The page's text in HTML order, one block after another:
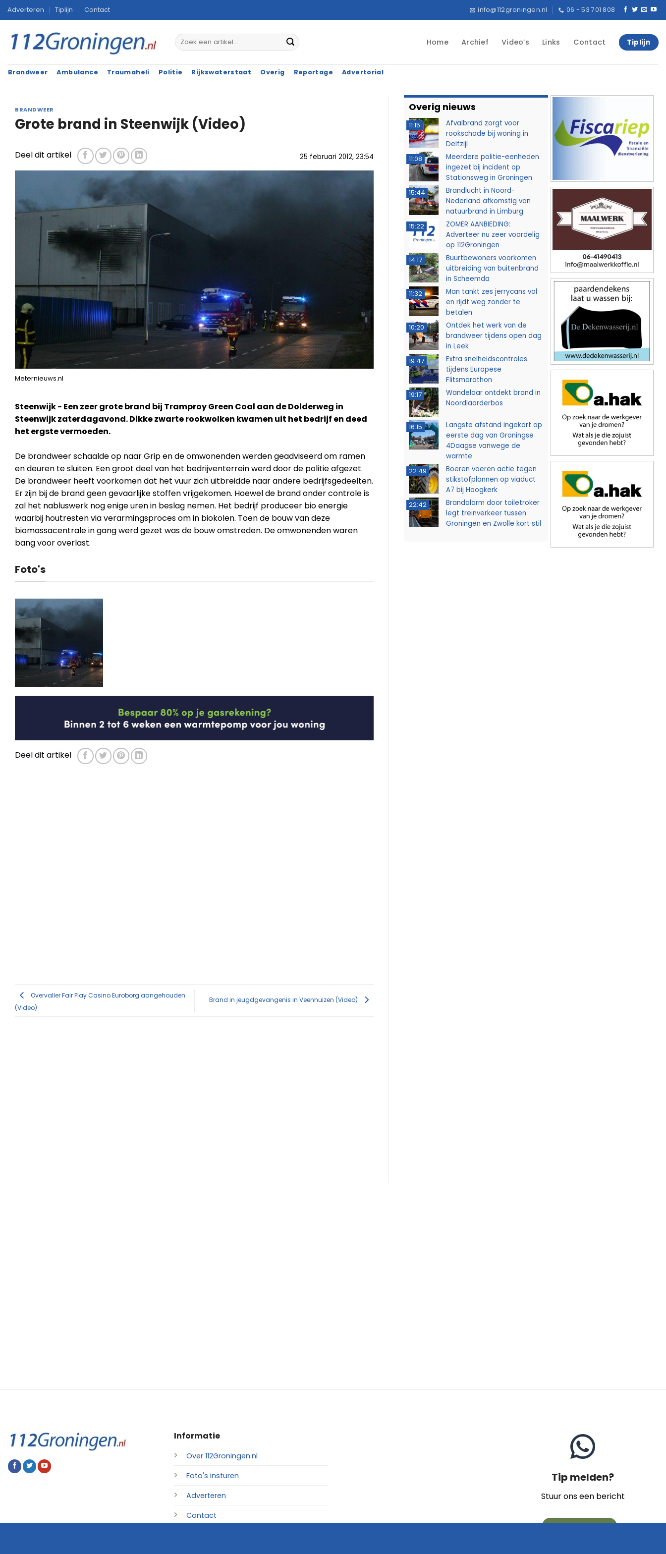
Ga
naar
inhoud
Adverteren Tiplijn Contact info@112groningen.nl 06 - 53 701 808
Home Archief Video’s Links Contact Tiplijn
Brandweer Ambulance Traumaheli Politie Rijkswaterstaat Overig Reportage Advertorial
BRANDWEER
Grote brand in Steenwijk (Video)
25 februari 2012, 23:54
Deel dit artikel
Meternieuws.nl
Steenwijk - Een zeer grote brand bij Tramproy Green Coal aan de Dolderweg in
Steenwijk zaterdagavond. Dikke zwarte rookwolken kwamen uit het bedrijf en deed
het ergste vermoeden.
De brandweer schaalde op naar Grip en de omwonenden werden geadviseerd om ramen
en deuren te sluiten. Een groot deel van het bedrijventerrein werd door de politie afgezet.
De brandweer heeft voorkomen dat het vuur zich uitbreidde naar andere bedrijfsgedeelten.
Er zijn bij de brand geen gevaarlijke stoffen vrijgekomen. Hoewel de brand onder controle is
zal het nabluswerk nog enige uren in beslag nemen. Het bedrijf produceer bio energie
waarbij houtresten via verarmingsproces om in biokolen. Toen de bouw van deze
biomassacentrale in gang werd gezet was de bouw omstreden. De omwonenden waren
bang voor overlast.
Foto's
Deel dit artikel
Overvaller Fair Play Casino Euroborg aangehouden
(Video)
Brand in jeugdgevangenis in Veenhuizen (Video)
Overig nieuws
11:15
Afvalbrand zorgt voor
rookschade bij woning in
Delfzijl
11:08
Meerdere politie-eenheden
ingezet bij incident op
Stationsweg in Groningen
15:44
Brandlucht in Noord-
Nederland afkomstig van
natuurbrand in Limburg
15:22
ZOMER AANBIEDING:
Adverteer nu zeer voordelig
op 112Groningen
14:17
Buurtbewoners voorkomen
uitbreiding van buitenbrand
in Scheemda
11:32
Man tankt zes jerrycans vol
en rijdt weg zonder te
betalen
10:20
Ontdek het werk van de
brandweer tijdens open dag
in Leek
19:47
Extra snelheidscontroles
tijdens Europese
Flitsmarathon
19:17
Wandelaar ontdekt brand in
Noordlaarderbos
16:15
Langste afstand ingekort op
eerste dag van Groningse
4Daagse vanwege de
warmte
22:49
Boeren voeren actie tegen
stikstofplannen op viaduct
A7 bij Hoogkerk
22:42
Brandalarm door toiletroker
legt treinverkeer tussen
Groningen en Zwolle kort stil
Informatie
Over 112Groningen.nl
Foto's insturen
Adverteren
Contact
Tip melden?
Stuur ons een bericht